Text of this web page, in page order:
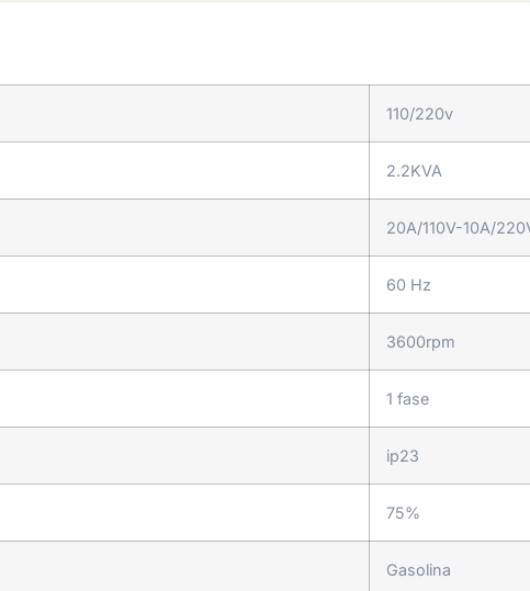
110/220v
2.2KVA
20A/110V-10A/
60 Hz
3600rpm
1 fase
ip23
75%
Gasolina